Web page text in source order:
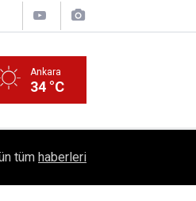
Ankara
34 °C
Bir Hedef: Bilim Kenti Çubuk
tüm haberleri